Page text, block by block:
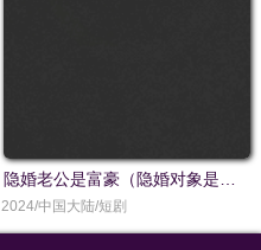
隐婚老公是富豪（隐婚对象是大佬）
2024/中国大陆/短剧